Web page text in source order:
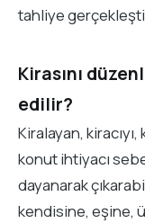
tahliye
Kirasını
edilir?
Kiralayan,
konut ihtiyacı
dayanarak
kendisine, eşine,